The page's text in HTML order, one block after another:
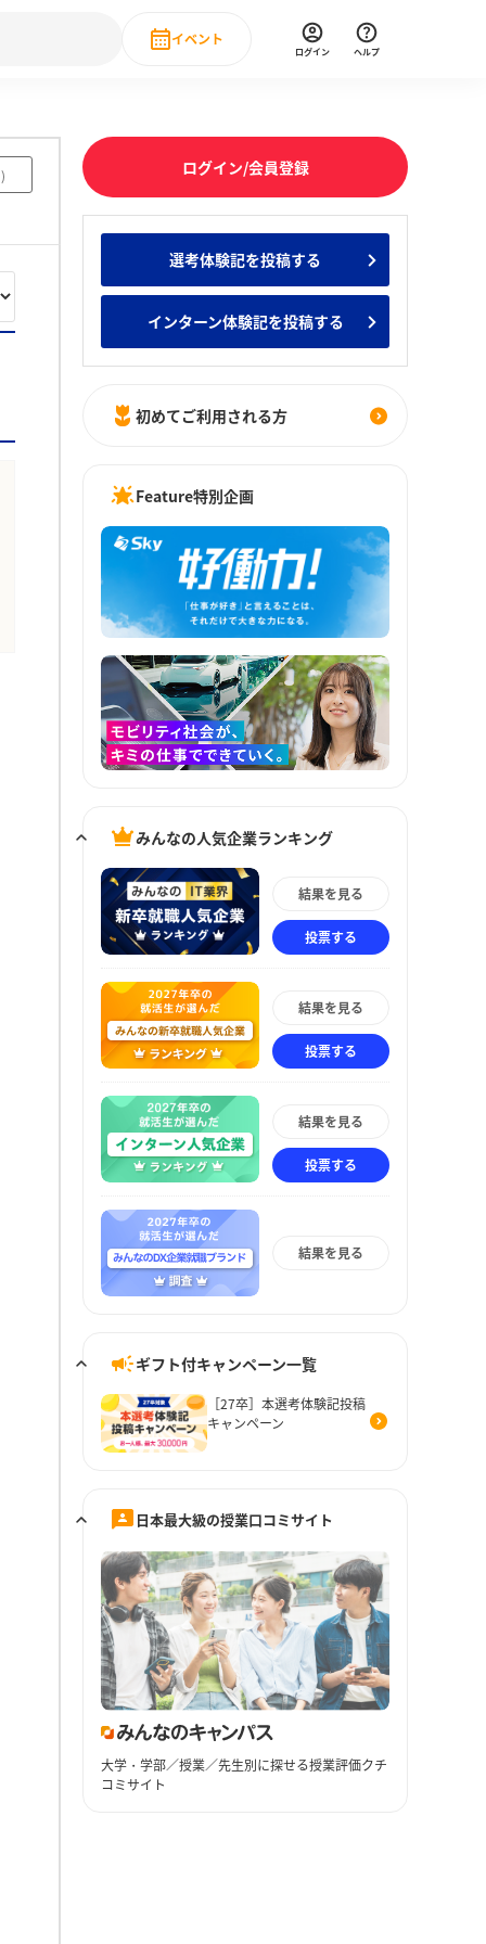
卒就職人気企業ランキング みんなのインターン人気企業ランキ
・DX現場社員インタビュー
イベント
直近のイベント一覧
ログイン ヘルプ
) ログイン/会員登録
選考体験記を投稿する
インターン体験記を投稿する
初めてご利用される方
Feature特別企画
みんなの人気企業ランキング
結果を見る
投票する
結果を見る
投票する
結果を見る
投票する
結果を見る
ギフト付キャンペーン一覧
［27卒］本選考体験記投稿
キャンペーン
日本最大級の授業口コミサイト
大学・学部／授業／先生別に探せる授業評価クチ
コミサイト